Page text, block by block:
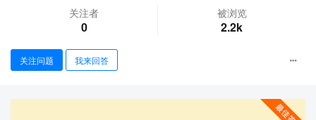
关注者
0
被浏览
2.2k
关注问题 我来回答